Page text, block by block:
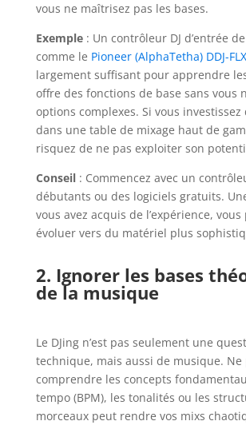
vous ne maîtrisez pas les bases.
Exemple: Un contrôleur DJ d’entrée
comme le Pioneer (AlphaTetha) DDJ-
largement suffisant pour apprendre
offre des fonctions de base sans vous
options complexes. Si vous
dans une table de mixage haut de
risquez de ne pas exploiter son
Conseil: Commencez avec un
débutants ou des logiciels gratuits.
vous avez acquis de l’expérience,
évoluer vers du matériel plus
2. Ignorer les bases
de la musique
Le DJing n’est pas seulement une
technique, mais aussi de musique. Ne
comprendre les concepts
tempo (BPM), les tonalités ou les
morceaux peut rendre vos mixs